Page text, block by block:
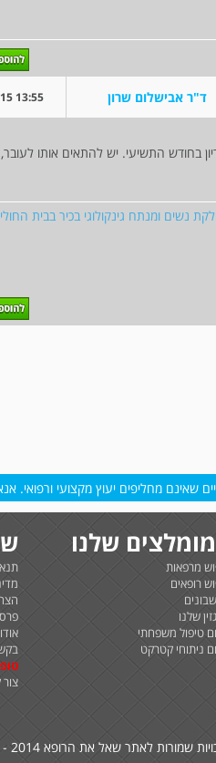
ד"ר אבישלום שרון 13:55 27/03/15
בחודש התשיעי. יש להתאים אותו לעובר,
נשים ומנתח גינקולוגי בכיר בבית
שאינם מחליפים יעוץ מקצועי ורפואי.
שלנו
מרפאות
רופאים
שלנו
טיפול משפחתי
ניתוחי קטרקט
שמורות לאתר שאל את הרופא 2014 - 2026